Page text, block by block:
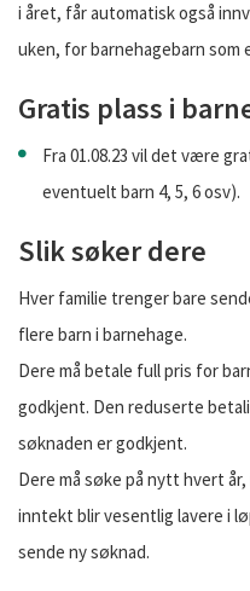
i året, får automatisk også
uken, for barnehagebarn som
Gratis plass i
Fra 01.08.23 vil det være
eventuelt barn 4, 5, 6 osv).
Slik søker dere
Hver familie trenger bare
flere barn i barnehage.
Dere må betale full pris for
godkjent. Den reduserte
søknaden er godkjent.
Dere må søke på nytt hvert
inntekt blir vesentlig lavere i
sende ny søknad.